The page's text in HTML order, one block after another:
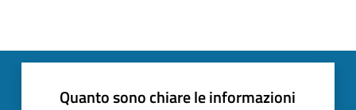
Quanto sono chiare le informazioni